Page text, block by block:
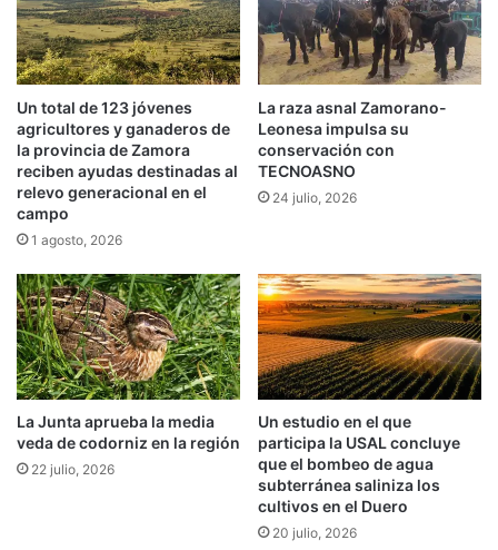
Un total de 123 jóvenes
agricultores y ganaderos de
la provincia de Zamora
reciben ayudas destinadas al
relevo generacional en el
campo
1 agosto, 2026
La raza asnal Zamorano-
Leonesa impulsa su
conservación con
TECNOASNO
24 julio, 2026
La Junta aprueba la media
veda de codorniz en la región
22 julio, 2026
Un estudio en el que
participa la USAL concluye
que el bombeo de agua
subterránea saliniza los
cultivos en el Duero
20 julio, 2026